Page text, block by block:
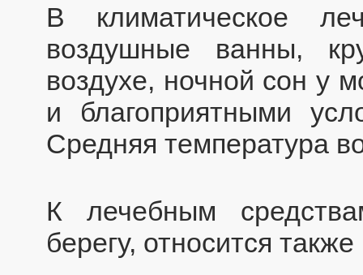
В климатическое
воздушные ванны,
воздухе, ночной сон у
и благоприятными
Средняя температура
К лечебным
берегу, относится